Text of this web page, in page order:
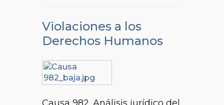
Violaciones a los
Derechos Humanos